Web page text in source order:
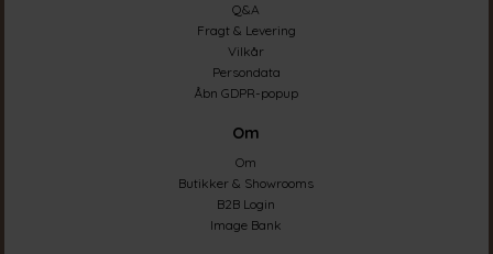
Q&A
Fragt & Levering
Vilkår
Persondata
Åbn GDPR-popup
Om
Om
Butikker & Showrooms
B2B Login
Image Bank